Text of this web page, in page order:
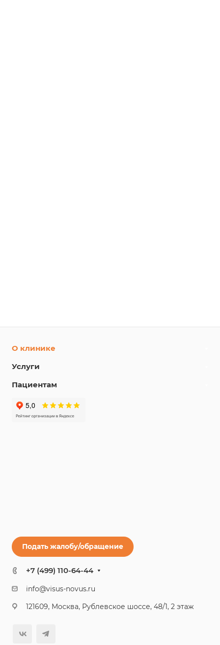
О клинике
Услуги
Пациентам
Подать жалобу/обращение
+7 (499) 110-64-44
info@visus-novus.ru
121609, Москва, Рублевское шоссе, 48/1, 2 этаж